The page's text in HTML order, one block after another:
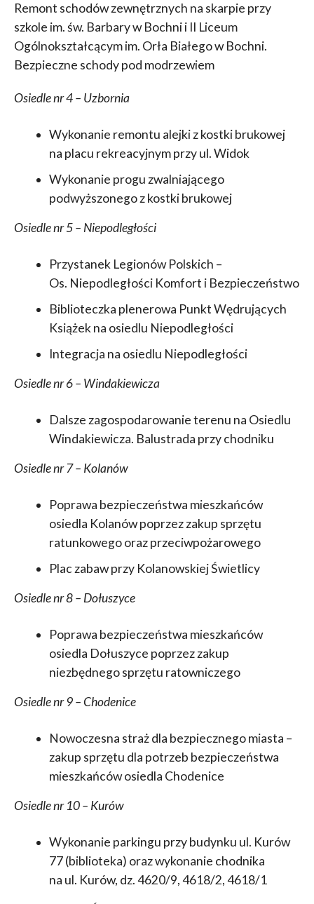
Remont schodów zewnętrznych na skarpie przy
szkole im. św. Barbary w Bochni i II Liceum
Ogólnokształcącym im. Orła Białego w Bochni.
Bezpieczne schody pod modrzewiem
Osiedle nr 4 – Uzbornia
Wykonanie remontu alejki z kostki brukowej
na placu rekreacyjnym przy ul. Widok
Wykonanie progu zwalniającego
podwyższonego z kostki brukowej
Osiedle nr 5 – Niepodległości
Przystanek Legionów Polskich –
Os. Niepodległości Komfort i Bezpieczeństwo
Biblioteczka plenerowa Punkt Wędrujących
Książek na osiedlu Niepodległości
Integracja na osiedlu Niepodległości
Osiedle nr 6 – Windakiewicza
Dalsze zagospodarowanie terenu na Osiedlu
Windakiewicza. Balustrada przy chodniku
Osiedle nr 7 – Kolanów
Poprawa bezpieczeństwa mieszkańców
osiedla Kolanów poprzez zakup sprzętu
ratunkowego oraz przeciwpożarowego
Plac zabaw przy Kolanowskiej Świetlicy
Osiedle nr 8 – Dołuszyce
Poprawa bezpieczeństwa mieszkańców
osiedla Dołuszyce poprzez zakup
niezbędnego sprzętu ratowniczego
Osiedle nr 9 – Chodenice
Nowoczesna straż dla bezpiecznego miasta –
zakup sprzętu dla potrzeb bezpieczeństwa
mieszkańców osiedla Chodenice
Osiedle nr 10 – Kurów
Wykonanie parkingu przy budynku ul. Kurów
77 (biblioteka) oraz wykonanie chodnika
na ul. Kurów, dz. 4620/9, 4618/2, 4618/1